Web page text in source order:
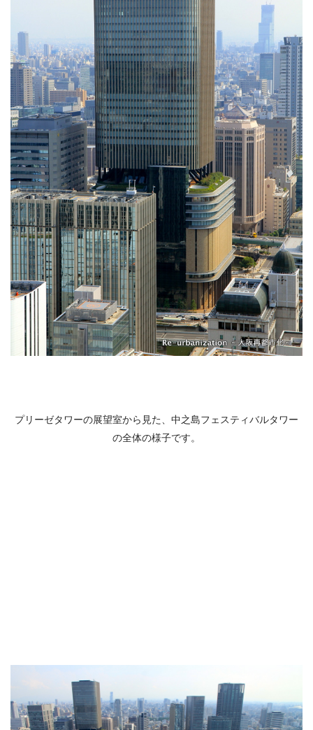
プリーゼタワーの展望室から見た、中之島フェスティバルタワー
の全体の様子です。